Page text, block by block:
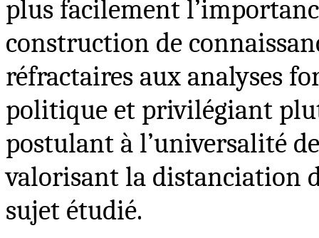
plus facilement
construction de
réfractaires aux analyses
politique et privilégiant
postulant à l’universalité
valorisant la distanciation
sujet étudié.